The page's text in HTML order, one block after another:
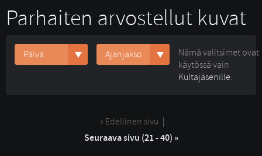
Parhaiten arvostellut kuvat
Päivä Ajanjakso
Nämä valitsimet ovat
käytössä vain
Kultajäsenille.
« Edellinen sivu
Seuraava sivu (21 - 40) »